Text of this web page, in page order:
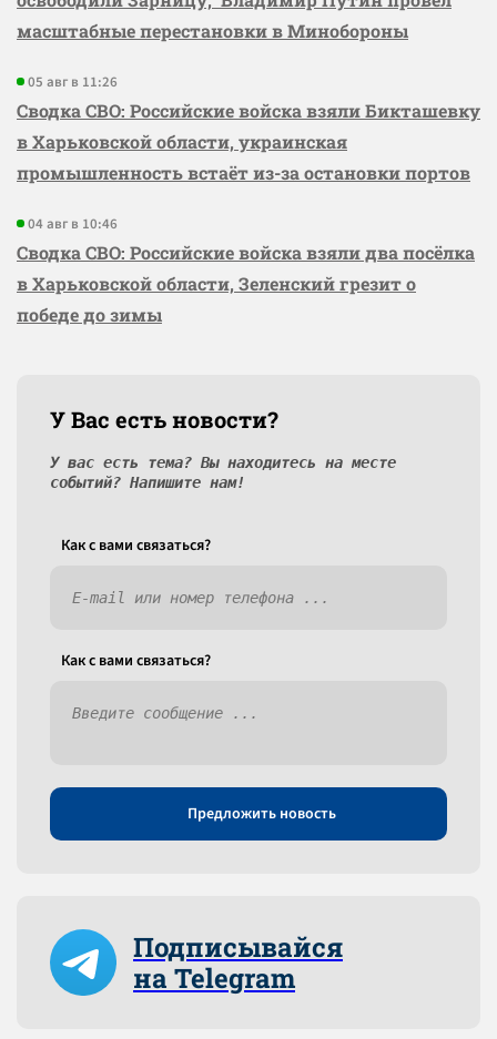
масштабные перестановки в Минобороны
05 авг в 11:26
Сводка СВО: Российские войска взяли Бикташевку
в Харьковской области, украинская
промышленность встаёт из-за остановки портов
04 авг в 10:46
Сводка СВО: Российские войска взяли два посёлка
в Харьковской области, Зеленский грезит о
победе до зимы
У Вас есть новости?
У вас есть тема? Вы находитесь на месте
событий? Напишите нам!
Как c вами связаться?
Как c вами связаться?
Предложить новость
Подписывайся
на Telegram